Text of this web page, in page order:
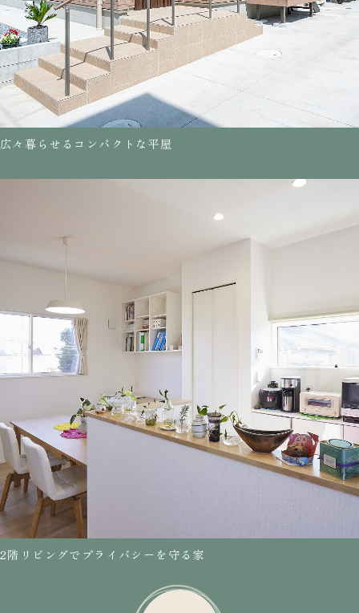
広々暮らせるコンパクトな平屋
2階リビングでプライバシーを守る家